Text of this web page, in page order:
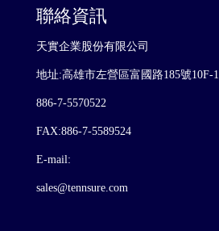
聯絡資訊
天實企業股份有限公司
地址:高雄市左營區富國路185號10F-1
886-7-5570522
FAX:886-7-5589524
E-mail:
sales@tennsure.com